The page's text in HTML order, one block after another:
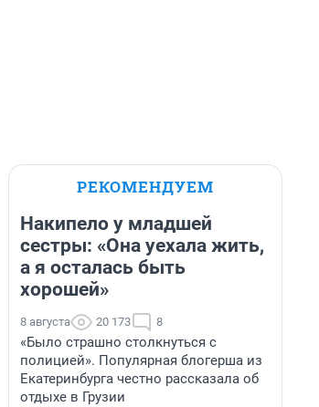
РЕКОМЕНДУЕМ
Накипело у младшей
сестры: «Она уехала жить,
а я осталась быть
хорошей»
8 августа 20 173 8
«Было страшно столкнуться с
полицией». Популярная блогерша из
Екатеринбурга честно рассказала об
отдыхе в Грузии